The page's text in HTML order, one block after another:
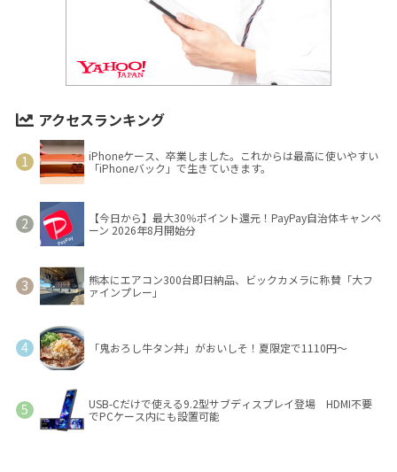
アクセスランキング
iPhoneケース、卒業しました。これからは最高に使いやすい
「iPhoneバック」で生きていきます。
【今日から】最大30％ポイント還元！PayPay自治体キャンペ
ーン 2026年8月開始分
熊本にエアコン300台即日納品、ビックカメラに称賛「大フ
ァインプレー」
「鬼おろし牛タン丼」がおいしそ！夏限定で1110円～
USB-Cだけで使える9.2型サブディスプレイ登場 HDMI不要
でPCケース内にも設置可能